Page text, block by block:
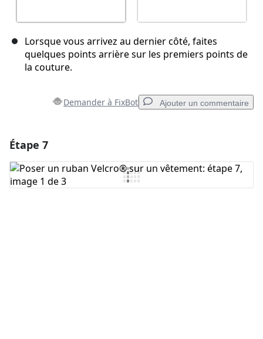
Lorsque vous arrivez au dernier côté, faites
quelques points arrière sur les premiers points de
la couture.
Demander à FixBot Ajouter un commentaire
Ajouter un commentaire
Étape 7